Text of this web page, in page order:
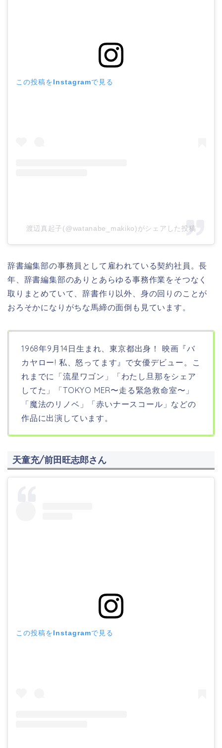
この投稿をInstagramで見る
渡辺真起子(@watanabe_makiko)がシェアした投稿
辞書編集部の事務員として雇われている契約社員。長
年、辞書編集部のありとあらゆる事務作業をそつなく
取りまとめていて、辞書作り以外、身の回りのことが
おろそかになりがちな馬締の面倒も見ています。
1968年9月14日生まれ、東京都出身！ 映画『バ
カヤロー! 私、怒ってます』で女優デビュー。こ
れまでに「流星ワゴン」「わたし旦那をシェア
してた」「TOKYO MER〜走る緊急救命室〜」
「魔法のリノベ」「赤いナースコール」などの
作品に出演しています。
天童充/前田旺志郎さん
この投稿をInstagramで見る